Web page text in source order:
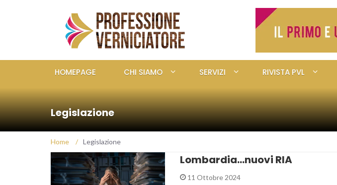
HOMEPAGE CHI SIAMO SERVIZI RIVISTA PVL
Legislazione
Home / Legislazione
Lombardia…nuovi RIA
11 Ottobre 2024